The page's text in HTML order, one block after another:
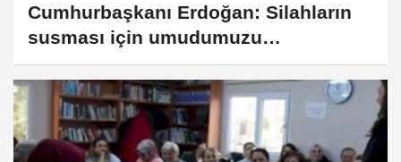
Cumhurbaşkanı Erdoğan: Silahların
susması için umudumuzu
kaybetmedik